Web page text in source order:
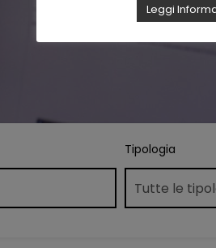
Tipologia
Leggi